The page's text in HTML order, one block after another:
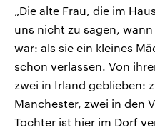
„Die alte Frau, die im
uns nicht zu sagen,
war: als sie ein kleines
schon verlassen. Von
zwei in Irland geblieben:
Manchester, zwei in den
Tochter ist hier im Dorf